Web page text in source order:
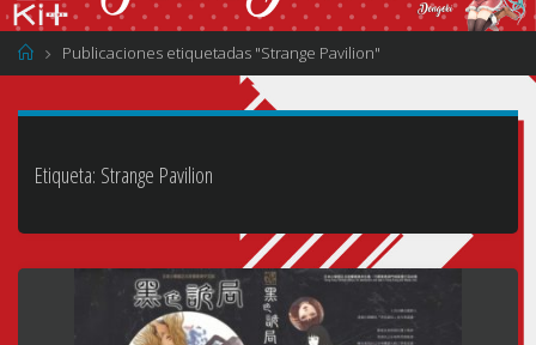
Página
de
Publicaciones etiquetadas "Strange Pavilion"
Etiqueta: Strange Pavilion